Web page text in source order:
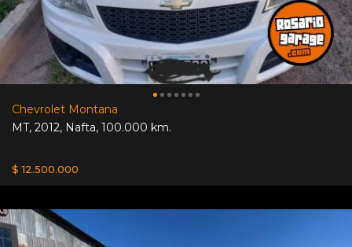
Chevrolet Montana
MT, 2012, Nafta, 100.000 km.
$ 12.500.000